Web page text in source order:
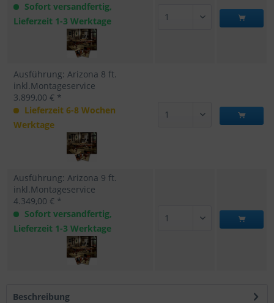
Sofort versandfertig,
Lieferzeit 1-3 Werktage
Ausführung: Arizona 8 ft.
inkl.Montageservice
3.899,00 € *
Lieferzeit 6-8 Wochen
Werktage
Ausführung: Arizona 9 ft.
inkl.Montageservice
4.349,00 € *
Sofort versandfertig,
Lieferzeit 1-3 Werktage
Beschreibung